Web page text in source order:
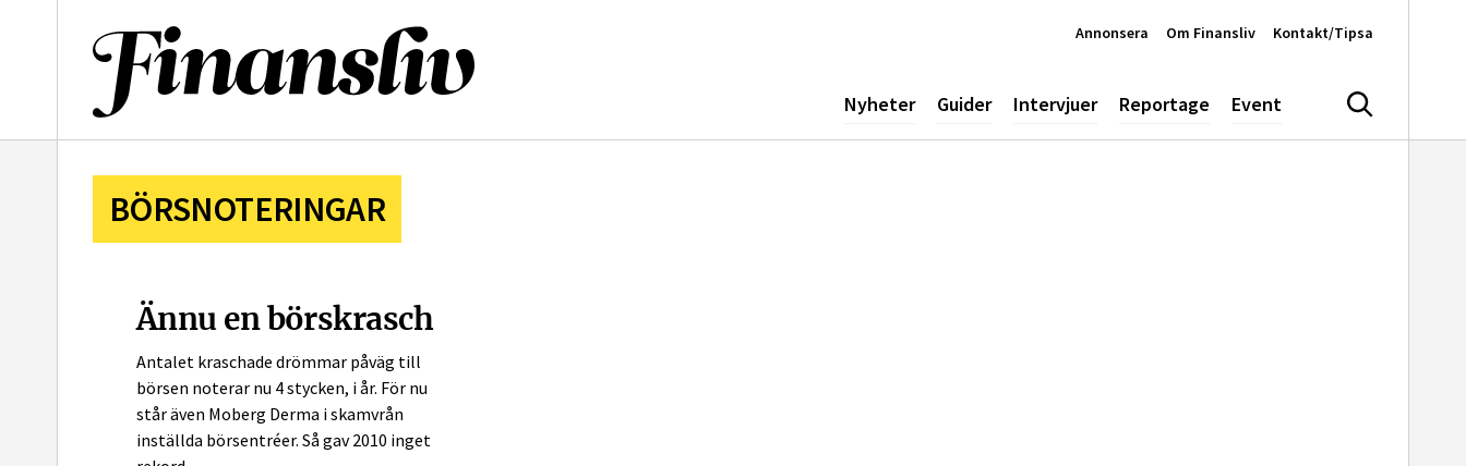
Nyheter Guider Intervjuer Reportage Event Sök
Annonsera Om Finansliv Kontakt/Tipsa
BÖRSNOTERINGAR
Ännu en börskrasch
Antalet kraschade drömmar påväg till
börsen noterar nu 4 stycken, i år. För nu
står även Moberg Derma i skamvrån
inställda börsentréer. Så gav 2010 inget